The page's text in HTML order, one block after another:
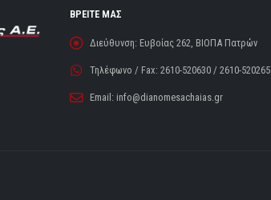
ΒΡΕΙΤΕ ΜΑΣ
Διεύθυνση: Ευβοίας 262, ΒΙΟΠΑ Πατρών
Τηλέφωνο / Fax: 2610-520630 / 2610-520265
Email: info@dianomesachaias.gr